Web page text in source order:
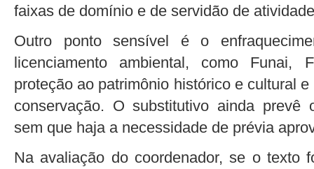
faixas de domínio e de servidão de
Outro ponto sensível é o
licenciamento ambiental, como Funai,
proteção ao patrimônio histórico e cultural
conservação. O substitutivo ainda prevê
sem que haja a necessidade de prévia
Na avaliação do coordenador, se o texto